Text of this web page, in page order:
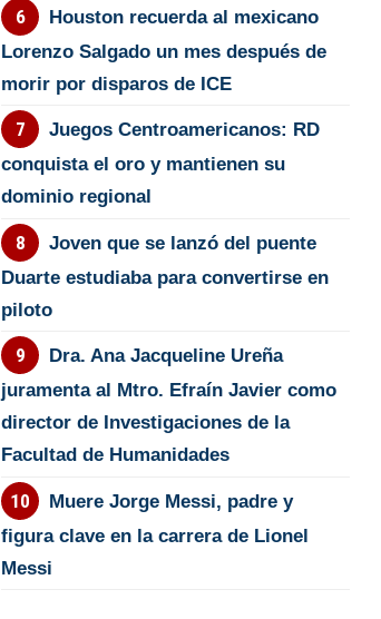
Houston recuerda al mexicano
Lorenzo Salgado un mes después de
morir por disparos de ICE
Juegos Centroamericanos: RD
conquista el oro y mantienen su
dominio regional
Joven que se lanzó del puente
Duarte estudiaba para convertirse en
piloto
Dra. Ana Jacqueline Ureña
juramenta al Mtro. Efraín Javier como
director de Investigaciones de la
Facultad de Humanidades
Muere Jorge Messi, padre y
figura clave en la carrera de Lionel
Messi